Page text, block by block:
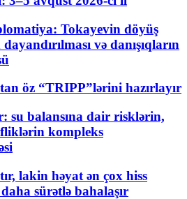
Tokayevin döyüş
və danışıqların
öz “TRIPP”lərini hazırlayır
su balansına dair risklərin,
kompleks
lakin həyat ən çox hiss
sürətlə bahalaşır